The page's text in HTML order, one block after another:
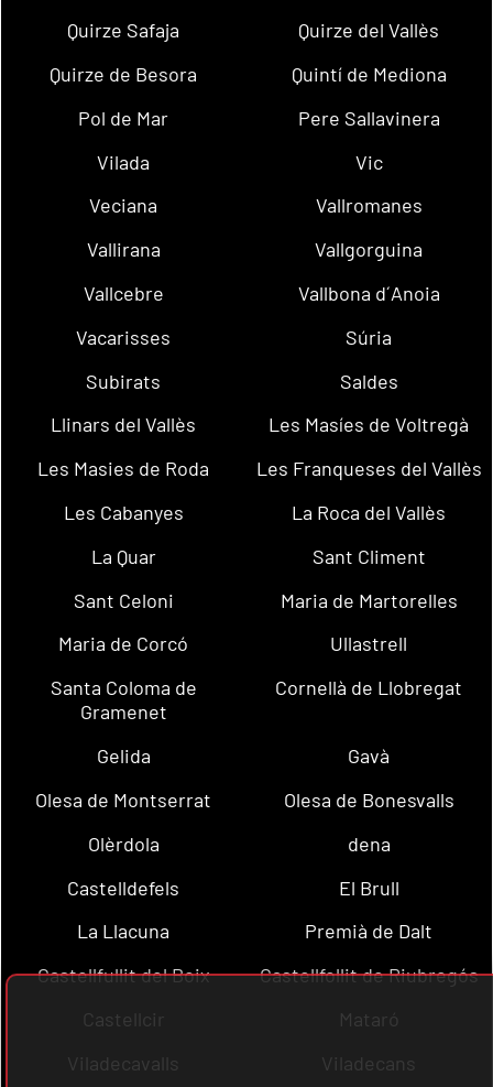
Quirze Safaja
Quirze del Vallès
Quirze de Besora
Quintí de Mediona
Pol de Mar
Pere Sallavinera
Vilada
Vic
Veciana
Vallromanes
Vallirana
Vallgorguina
Vallcebre
Vallbona d´Anoia
Vacarisses
Súria
Subirats
Saldes
Llinars del Vallès
Les Masíes de Voltregà
Les Masies de Roda
Les Franqueses del Vallès
Les Cabanyes
La Roca del Vallès
La Quar
Sant Climent
Sant Celoni
Maria de Martorelles
Maria de Corcó
Ullastrell
Santa Coloma de
Gramenet
Cornellà de Llobregat
Gelida
Gavà
Olesa de Montserrat
Olesa de Bonesvalls
Olèrdola
dena
Castelldefels
El Brull
La Llacuna
Premià de Dalt
Castellfullit del Boix
Castellfollit de Riubregós
Castellcir
Mataró
Viladecavalls
Viladecans